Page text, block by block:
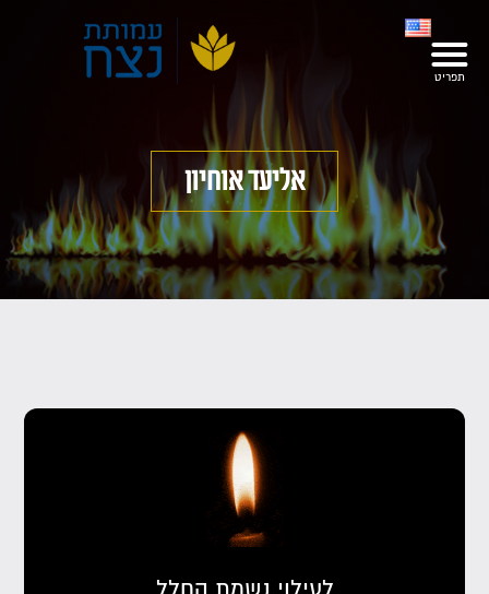
אליעד אוחיון